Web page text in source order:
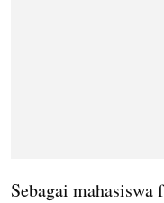
Sebagai